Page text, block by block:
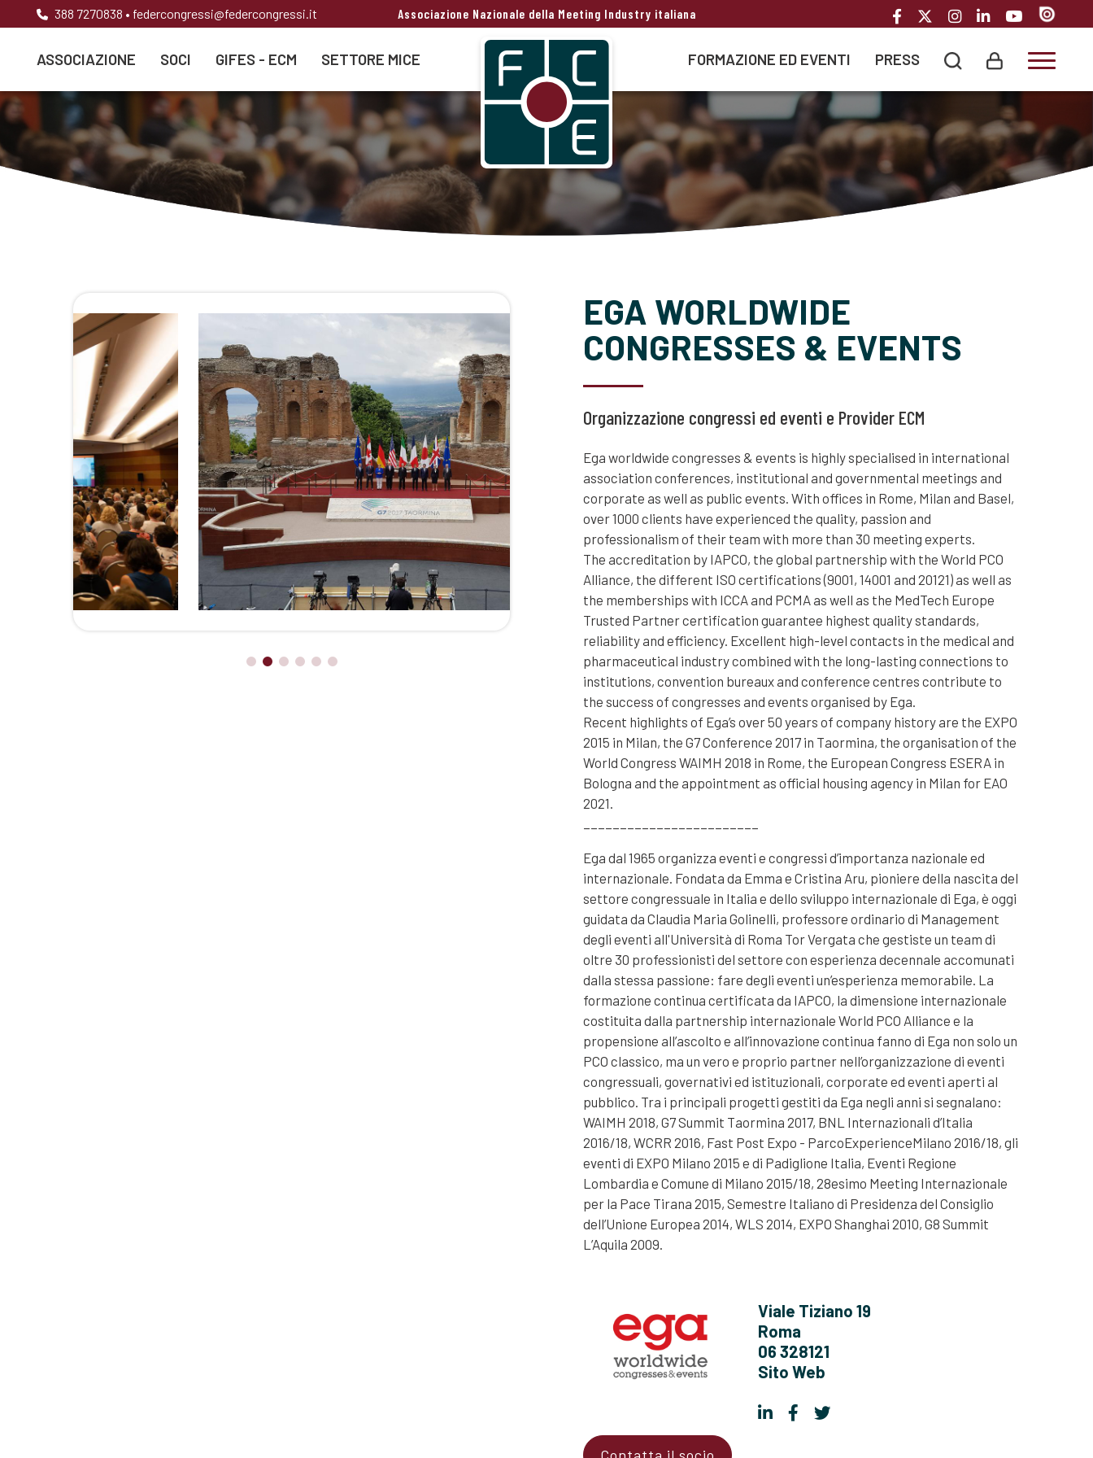
388 7270838 • federcongressi@federcongressi.it Associazione Nazionale della Meeting Industry italiana
ASSOCIAZIONE SOCI GIFES - ECM SETTORE MICE FORMAZIONE ED EVENTI PRESS
EGA WORLDWIDE
CONGRESSES & EVENTS
Organizzazione congressi ed eventi e Provider ECM
Ega worldwide congresses & events is highly specialised in international
association conferences, institutional and governmental meetings and
corporate as well as public events. With offices in Rome, Milan and Basel,
over 1000 clients have experienced the quality, passion and
professionalism of their team with more than 30 meeting experts.
The accreditation by IAPCO, the global partnership with the World PCO
Alliance, the different ISO certifications (9001, 14001 and 20121) as well as
the memberships with ICCA and PCMA as well as the MedTech Europe
Trusted Partner certification guarantee highest quality standards,
reliability and efficiency. Excellent high-level contacts in the medical and
pharmaceutical industry combined with the long-lasting connections to
institutions, convention bureaux and conference centres contribute to
the success of congresses and events organised by Ega.
Recent highlights of Ega’s over 50 years of company history are the EXPO
2015 in Milan, the G7 Conference 2017 in Taormina, the organisation of the
World Congress WAIMH 2018 in Rome, the European Congress ESERA in
Bologna and the appointment as official housing agency in Milan for EAO
2021.
Ega dal 1965 organizza eventi e congressi d’importanza nazionale ed
internazionale. Fondata da Emma e Cristina Aru, pioniere della nascita del
settore congressuale in Italia e dello sviluppo internazionale di Ega, è oggi
guidata da Claudia Maria Golinelli, professore ordinario di Management
degli eventi all'Università di Roma Tor Vergata che gestiste un team di
oltre 30 professionisti del settore con esperienza decennale accomunati
dalla stessa passione: fare degli eventi un’esperienza memorabile. La
formazione continua certificata da IAPCO, la dimensione internazionale
costituita dalla partnership internazionale World PCO Alliance e la
propensione all’ascolto e all’innovazione continua fanno di Ega non solo un
PCO classico, ma un vero e proprio partner nell’organizzazione di eventi
congressuali, governativi ed istituzionali, corporate ed eventi aperti al
pubblico. Tra i principali progetti gestiti da Ega negli anni si segnalano:
WAIMH 2018, G7 Summit Taormina 2017, BNL Internazionali d’Italia
2016/18, WCRR 2016, Fast Post Expo - ParcoExperienceMilano 2016/18, gli
eventi di EXPO Milano 2015 e di Padiglione Italia, Eventi Regione
Lombardia e Comune di Milano 2015/18, 28esimo Meeting Internazionale
per la Pace Tirana 2015, Semestre Italiano di Presidenza del Consiglio
dell’Unione Europea 2014, WLS 2014, EXPO Shanghai 2010, G8 Summit
L’Aquila 2009.
Viale Tiziano 19
Roma
06 328121
Sito Web